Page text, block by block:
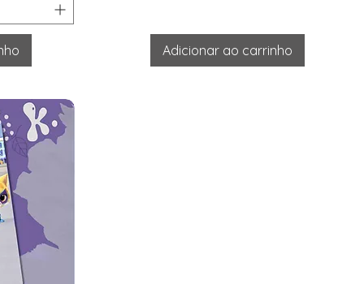
Adicionar ao carrinho